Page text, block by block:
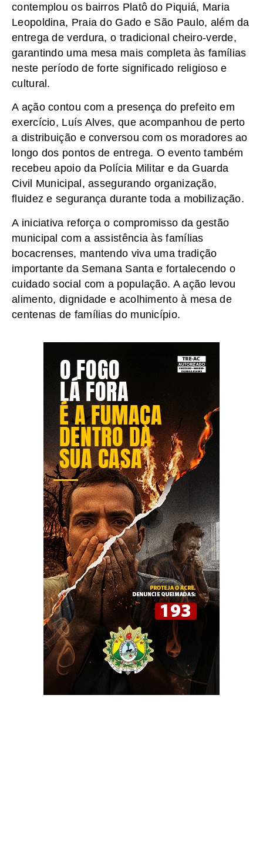
contemplou os bairros Platô do Piquiá, Maria
Leopoldina, Praia do Gado e São Paulo, além da
entrega de verdura, o tradicional cheiro-verde,
garantindo uma mesa mais completa às famílias
neste período de forte significado religioso e
cultural.
A ação contou com a presença do prefeito em
exercício, Luís Alves, que acompanhou de perto
a distribuição e conversou com os moradores ao
longo dos pontos de entrega. O evento também
recebeu apoio da Polícia Militar e da Guarda
Civil Municipal, assegurando organização,
fluidez e segurança durante toda a mobilização.
A iniciativa reforça o compromisso da gestão
municipal com a assistência às famílias
bocacrenses, mantendo viva uma tradição
importante da Semana Santa e fortalecendo o
cuidado social com a população. A ação levou
alimento, dignidade e acolhimento à mesa de
centenas de famílias do município.